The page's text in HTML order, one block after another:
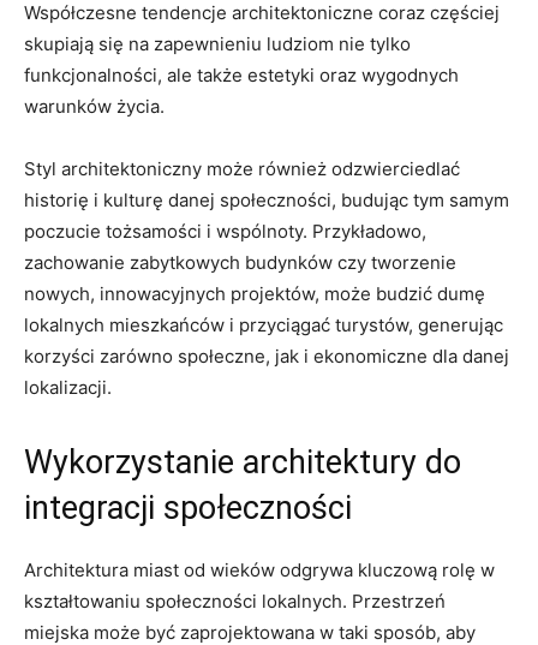
Współczesne tendencje architektoniczne coraz częściej
skupiają się na⁣ zapewnieniu ludziom nie tylko
funkcjonalności, ale także estetyki oraz wygodnych
warunków życia.
Styl architektoniczny może również odzwierciedlać
historię i kulturę danej⁣ społeczności, budując tym samym
poczucie tożsamości​ i ⁤wspólnoty. Przykładowo,
zachowanie zabytkowych budynków​ czy ​tworzenie
nowych, innowacyjnych projektów, może budzić dumę
lokalnych mieszkańców⁣ i przyciągać turystów, generując
korzyści ‌zarówno społeczne, jak i ​ekonomiczne dla danej
lokalizacji.
Wykorzystanie architektury do
integracji społeczności
Architektura miast od wieków odgrywa kluczową rolę w
kształtowaniu społeczności‍ lokalnych. ⁤Przestrzeń
miejska może‍ być zaprojektowana w ​taki⁢ sposób, aby